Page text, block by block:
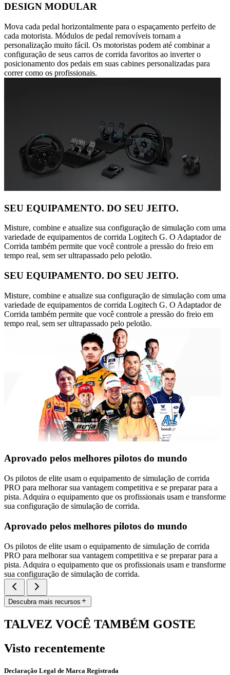
DESIGN MODULAR
Mova cada pedal horizontalmente para o espaçamento perfeito de
cada motorista. Módulos de pedal removíveis tornam a
personalização muito fácil. Os motoristas podem até combinar a
configuração de seus carros de corrida favoritos ao inverter o
posicionamento dos pedais em suas cabines personalizadas para
correr como os profissionais.
SEU EQUIPAMENTO. DO SEU JEITO.
Misture, combine e atualize sua configuração de simulação com uma
variedade de equipamentos de corrida Logitech G. O Adaptador de
Corrida também permite que você controle a pressão do freio em
tempo real, sem ser ultrapassado pelo pelotão.
SEU EQUIPAMENTO. DO SEU JEITO.
Misture, combine e atualize sua configuração de simulação com uma
variedade de equipamentos de corrida Logitech G. O Adaptador de
Corrida também permite que você controle a pressão do freio em
tempo real, sem ser ultrapassado pelo pelotão.
Aprovado pelos melhores pilotos do mundo
Os pilotos de elite usam o equipamento de simulação de corrida
PRO para melhorar sua vantagem competitiva e se preparar para a
pista. Adquira o equipamento que os profissionais usam e transforme
sua configuração de simulação de corrida.
Aprovado pelos melhores pilotos do mundo
Os pilotos de elite usam o equipamento de simulação de corrida
PRO para melhorar sua vantagem competitiva e se preparar para a
pista. Adquira o equipamento que os profissionais usam e transforme
sua configuração de simulação de corrida.
Descubra mais recursos
TALVEZ VOCÊ TAMBÉM GOSTE
Visto recentemente
Declaração Legal de Marca Registrada